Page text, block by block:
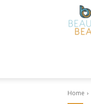
Home